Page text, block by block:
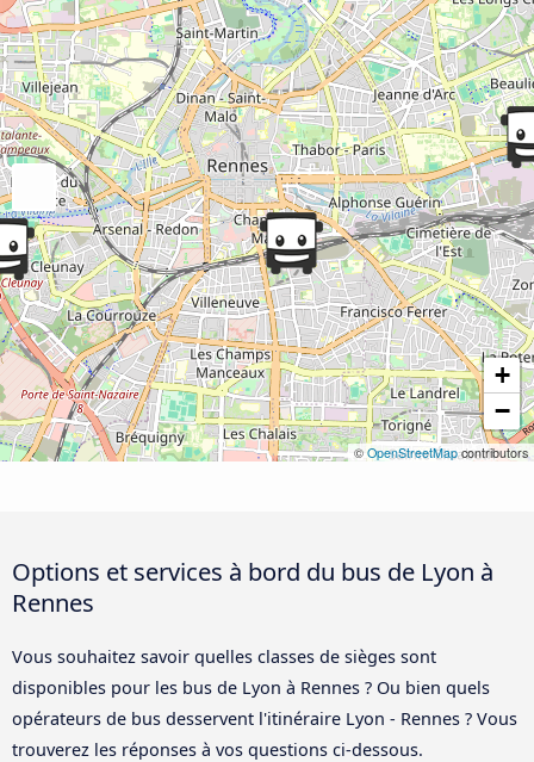
+
−
© OpenStreetMapcontributors
Options et services à bord du bus de Lyon à
Rennes
Vous souhaitez savoir quelles classes de sièges sont
disponibles pour les bus de Lyon à Rennes ? Ou bien quels
opérateurs de bus desservent l'itinéraire Lyon - Rennes ? Vous
trouverez les réponses à vos questions ci-dessous.